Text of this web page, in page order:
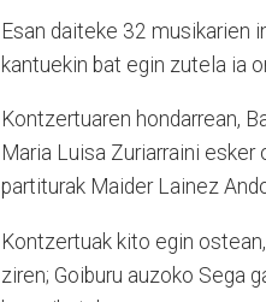
Esan daiteke 32 musikarien
kantuekin bat egin zutela ia
Kontzertuaren hondarrean,
Maria Luisa Zuriarraini
partiturak Maider Lainez
Kontzertuak kito egin
ziren; Goiburu auzoko Sega